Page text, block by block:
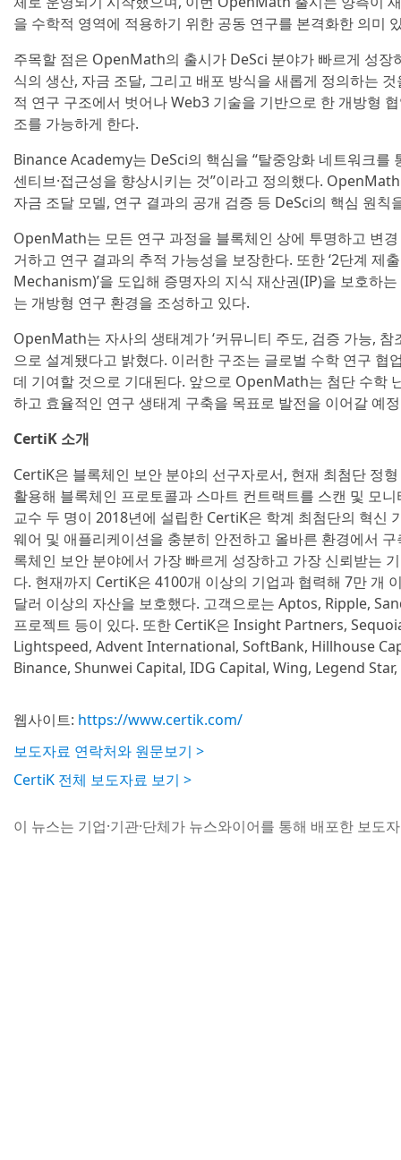
을 수학적 영역에 적용하기 위한 공동 연구를 본격화한 의미
주목할 점은 OpenMath의 출시가 DeSci 분야가 빠르게 성
식의 생산, 자금 조달, 그리고 배포 방식을 새롭게 정의하는
적 연구 구조에서 벗어나 Web3 기술을 기반으로 한 개방형
조를 가능하게 한다.
Binance Academy는 DeSci의 핵심을 “탈중앙화 네트워크를
센티브·접근성을 향상시키는 것”이라고 정의했다.
자금 조달 모델, 연구 결과의 공개 검증 등 DeSci의 핵심 원칙
OpenMath는 모든 연구 과정을 블록체인 상에 투명하고 변
거하고 연구 결과의 추적 가능성을 보장한다. 또한 ‘2단계
Mechanism)’을 도입해 증명자의 지식 재산권(IP)을 보호하
는 개방형 연구 환경을 조성하고 있다.
OpenMath는 자사의 생태계가 ‘커뮤니티 주도, 검증 가능,
으로 설계됐다고 밝혔다. 이러한 구조는 글로벌 수학 연구
데 기여할 것으로 기대된다. 앞으로 OpenMath는 첨단 수학
하고 효율적인 연구 생태계 구축을 목표로 발전을 이어갈 예
CertiK 소개
CertiK은 블록체인 보안 분야의 선구자로서, 현재 최첨단 정
활용해 블록체인 프로토콜과 스마트 컨트랙트를 스캔 및 모
교수 두 명이 2018년에 설립한 CertiK은 학계 최첨단의 혁신
웨어 및 애플리케이션을 충분히 안전하고 올바른 환경에서
록체인 보안 분야에서 가장 빠르게 성장하고 가장 신뢰받는
다. 현재까지 CertiK은 4100개 이상의 기업과 협력해 7만 개
달러 이상의 자산을 보호했다. 고객으로는 Aptos, Ripple,
프로젝트 등이 있다. 또한 CertiK은 Insight Partners,
Lightspeed, Advent International, SoftBank, Hillhouse
Binance, Shunwei Capital, IDG Capital, Wing, Legend
웹사이트: https://www.certik.com/
보도자료 연락처와 원문보기 >
CertiK 전체 보도자료 보기 >
이 뉴스는 기업·기관·단체가 뉴스와이어를 통해 배포한 보도